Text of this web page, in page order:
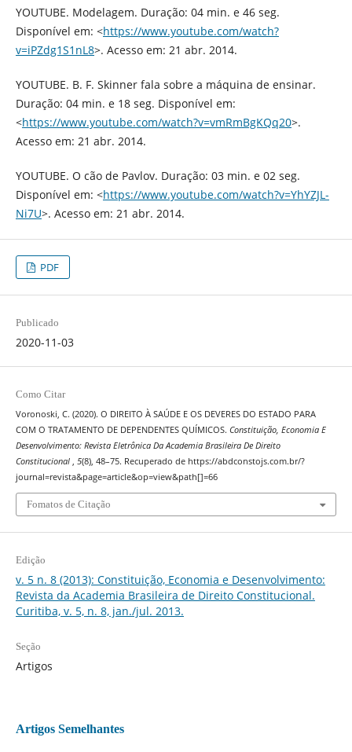
YOUTUBE. Modelagem. Duração: 04 min. e 46 seg.
Disponível em: <https://www.youtube.com/watch?
v=iPZdg1S1nL8>. Acesso em: 21 abr. 2014.
YOUTUBE. B. F. Skinner fala sobre a máquina de ensinar.
Duração: 04 min. e 18 seg. Disponível em:
<https://www.youtube.com/watch?v=vmRmBgKQq20>.
Acesso em: 21 abr. 2014.
YOUTUBE. O cão de Pavlov. Duração: 03 min. e 02 seg.
Disponível em: <https://www.youtube.com/watch?v=YhYZJL-
Ni7U>. Acesso em: 21 abr. 2014.
PDF
Publicado
2020-11-03
Como Citar
Voronoski, C. (2020). O DIREITO À SAÚDE E OS DEVERES DO ESTADO PARA
COM O TRATAMENTO DE DEPENDENTES QUÍMICOS. Constituição, Economia E
Desenvolvimento: Revista Eletrônica Da Academia Brasileira De Direito
Constitucional
5(8), 48–75. Recuperado de https://abdconstojs.com.br/?
journal=revista&page=article&op=view&path[]=66
Fomatos de Citação
Edição
v. 5 n. 8 (2013): Constituição, Economia e Desenvolvimento:
Revista da Academia Brasileira de Direito Constitucional.
Curitiba, v. 5, n. 8, jan./jul. 2013.
Seção
Artigos
Artigos Semelhantes